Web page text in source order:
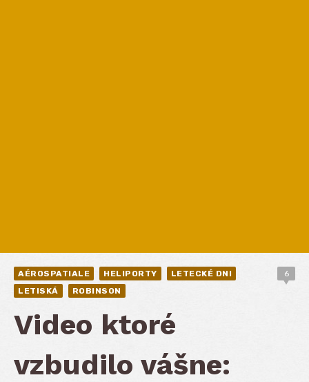
AÉROSPATIALE HELIPORTY
LETECKÉ DNI
LETISKÁ
ROBINSON
6
Video ktoré
vzbudilo vášne: